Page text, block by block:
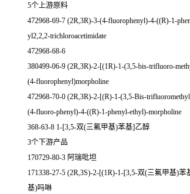
5个上游原料
472968-69-7 (2R,3R)-3-(4-fluorophenyl)-4-((R)-1-
yl2,2,2-trichloroacetimidate
472968-68-6
380499-06-9 (2R,3R)-2-[(1R)-1-(3,5-bis-trifluoro-
(4-fluorophenyl)morpholine
472968-70-0 (2R,3R)-2-[(R)-1-(3,5-Bis-
(4-fluoro-phenyl)-4-((R)-1-phenyl-ethyl)-morpholine
368-63-8 1-[3,5-双(三氟甲基)苯基]乙醇
3个下游产品
170729-80-3 阿瑞吡坦
171338-27-5 (2R,3S)-2-[(1R)-1-[3,5-双(三氟甲基)
基)吗啉